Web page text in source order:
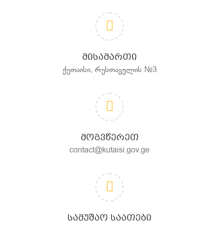
ᲛᲘᲡᲐᲛᲐᲠᲗᲘ
ქუთაისი, რუსთაველის №3
ᲛᲝᲒᲕᲬᲔᲠᲔᲗ
contact@kutaisi.gov.ge
ᲡᲐᲛᲣᲨᲐᲝ ᲡᲐᲐᲗᲔᲑᲘ